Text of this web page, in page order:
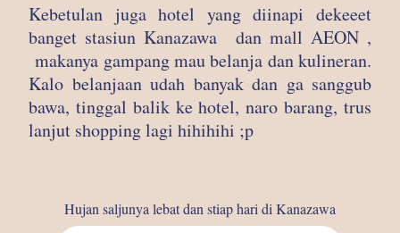
Kebetulan juga hotel yang diinapi dekeeet
banget stasiun Kanazawa dan mall AEON ,
makanya gampang mau belanja dan kulineran.
Kalo belanjaan udah banyak dan ga sanggub
bawa, tinggal balik ke hotel, naro barang, trus
lanjut shopping lagi hihihihi ;p
Hujan saljunya lebat dan stiap hari di Kanazawa